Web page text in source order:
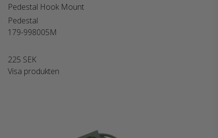
Pedestal Hook Mount
Pedestal
179-998005M
225 SEK
Visa produkten